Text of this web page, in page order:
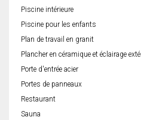
Piscine intérieure
Piscine pour les enfants
Plan de travail en granit
Plancher en céramique et éclairage
Porte d'entrée acier
Portes de panneaux
Restaurant
Sauna